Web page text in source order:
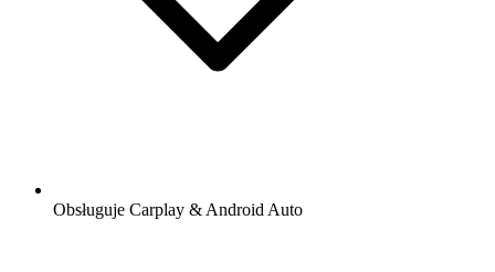
Obsługuje Carplay & Android Auto